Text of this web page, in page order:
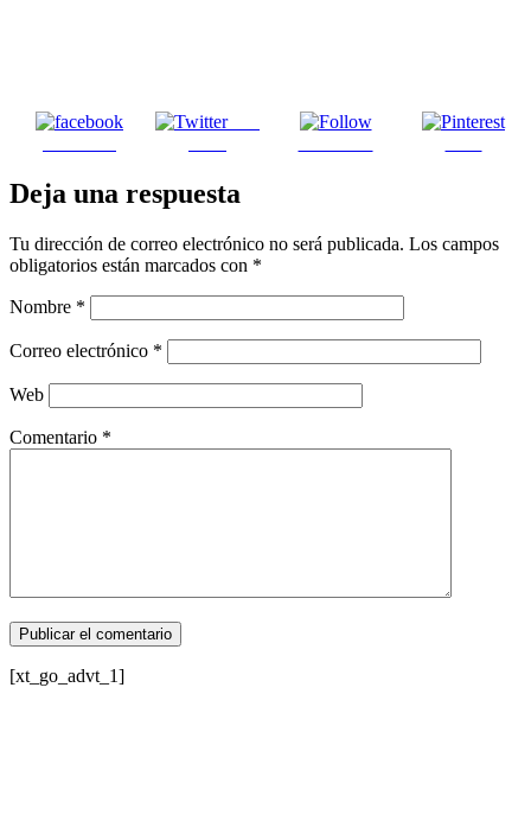
Post
Deja una respuesta
Tu dirección de correo electrónico no será publicada. Los campos
obligatorios están marcados con *
Nombre *
Correo electrónico *
Web
Comentario *
[xt_go_advt_1]